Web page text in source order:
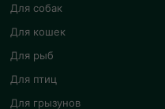
Для собак
Для кошек
Для рыб
Для птиц
Для грызунов